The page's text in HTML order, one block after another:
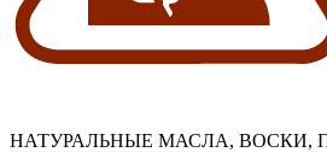
НАТУРАЛЬНЫЕ МАСЛА, ВОСКИ,